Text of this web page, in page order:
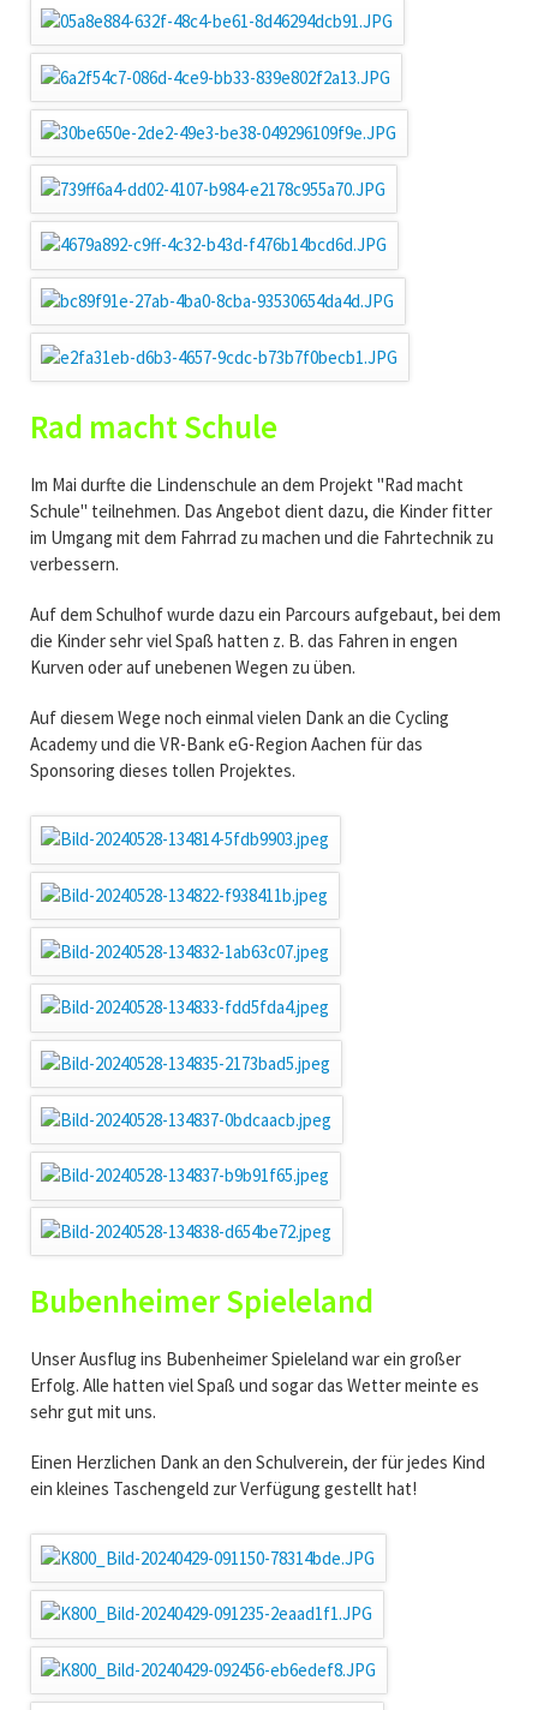
Rad macht Schule
Im Mai durfte die Lindenschule an dem Projekt "Rad macht
Schule" teilnehmen. Das Angebot dient dazu, die Kinder fitter
im Umgang mit dem Fahrrad zu machen und die Fahrtechnik zu
verbessern.
Auf dem Schulhof wurde dazu ein Parcours aufgebaut, bei dem
die Kinder sehr viel Spaß hatten z. B. das Fahren in engen
Kurven oder auf unebenen Wegen zu üben.
Auf diesem Wege noch einmal vielen Dank an die Cycling
Academy und die VR-Bank eG-Region Aachen für das
Sponsoring dieses tollen Projektes.
Bubenheimer Spieleland
Unser Ausflug ins Bubenheimer Spieleland war ein großer
Erfolg. Alle hatten viel Spaß und sogar das Wetter meinte es
sehr gut mit uns.
Einen Herzlichen Dank an den Schulverein, der für jedes Kind
ein kleines Taschengeld zur Verfügung gestellt hat!